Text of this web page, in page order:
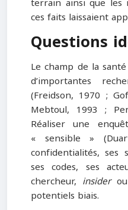
ces faits laissaient
Questions
Le champ de la
d’importantes
(Freidson, 1970 ;
Mebtoul, 1993 ;
Réaliser une
« sensible »
confidentialités, ses
ses codes, ses
chercheur, insiderou
potentiels biais.